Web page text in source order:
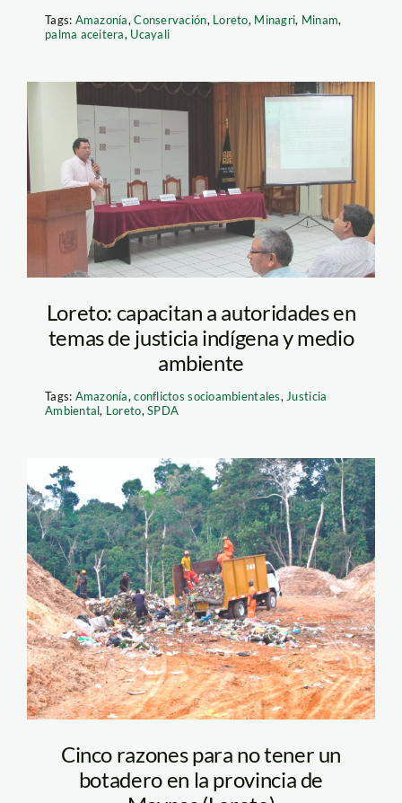
Tags: Amazonía,Conservación, Loreto, Minagri, Minam,
palma aceitera, Ucayali
spda_loreto
Loreto: capacitan a autoridades en
temas de justicia indígena y medio
ambiente
Tags: Amazonía,conflictos socioambientales, Justicia
Ambiental, Loreto,SPDA
botadero 1
Cinco razones para no tener un
botadero en la provincia de